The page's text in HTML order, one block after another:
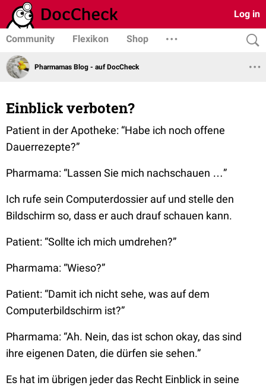
Log in
Community Flexikon Shop
Pharmamas Blog - auf DocCheck
Einblick verboten?
Patient in der Apotheke: “Habe ich noch offene
Dauerrezepte?”
Pharmama: “Lassen Sie mich nachschauen …”
Ich rufe sein Computerdossier auf und stelle den
Bildschirm so, dass er auch drauf schauen kann.
Patient: “Sollte ich mich umdrehen?”
Pharmama: “Wieso?”
Patient: “Damit ich nicht sehe, was auf dem
Computerbildschirm ist?”
Pharmama: “Ah. Nein, das ist schon okay, das sind
ihre eigenen Daten, die dürfen sie sehen.”
Es hat im übrigen jeder das Recht Einblick in seine